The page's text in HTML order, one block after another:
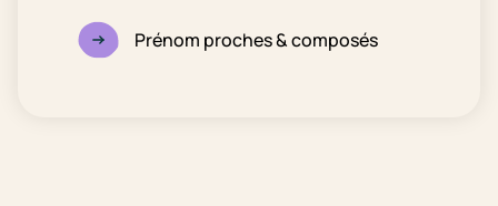
Prénom proches & composés